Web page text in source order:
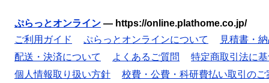
ぷらっとオンライン — https://online.plathome.co.jp/
ご利用ガイド
ぷらっとオンラインについて
見積書・
配送・決済について
よくあるご質問
特定商取引法に
個人情報取り扱い方針
校費・公費・科研費払い取引のご